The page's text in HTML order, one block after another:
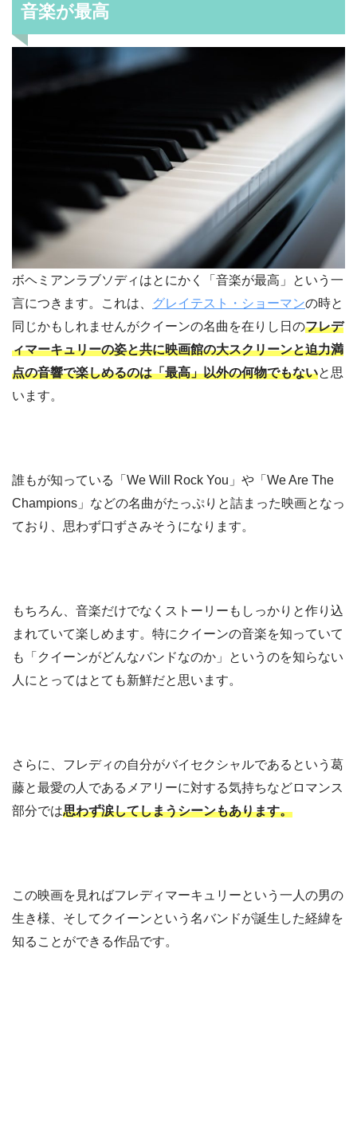
音楽が最高
ボヘミアンラブソディはとにかく「音楽が最高」という一
言につきます。これは、
グレイテスト・ショーマンの時と
同じかもしれませんがクイーンの名曲を在りし日のフレデ
ィマーキュリーの姿と共に映画館の大スクリーンと迫力満
点の音響で楽しめるのは「最高」以外の何物でもないと思
います。
誰もが知っている「We Will Rock You」や「We Are The
Champions」などの名曲がたっぷりと詰まった映画となっ
ており、思わず口ずさみそうになります。
もちろん、音楽だけでなくストーリーもしっかりと作り込
まれていて楽しめます。特にクイーンの音楽を知っていて
も「クイーンがどんなバンドなのか」というのを知らない
人にとってはとても新鮮だと思います。
さらに、フレディの自分がバイセクシャルであるという葛
藤と最愛の人であるメアリーに対する気持ちなどロマンス
部分では思わず涙してしまうシーンもあります。
この映画を見ればフレディマーキュリーという一人の男の
生き様、そしてクイーンという名バンドが誕生した経緯を
知ることができる作品です。